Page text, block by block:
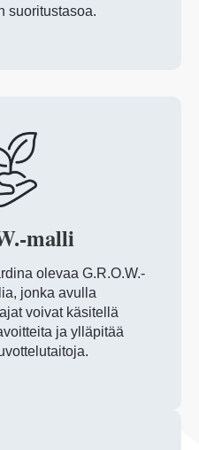
suoritustasoa.
malli
olevaa G.R.O.W.-
jonka avulla
voivat käsitellä
ja ylläpitää